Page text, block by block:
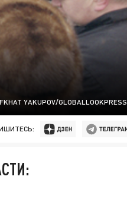
YAKUPOV/GLOBALLOOKPRESS